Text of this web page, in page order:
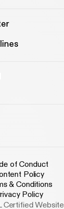
of Conduct
Policy
& Conditions
Policy
Certified Website